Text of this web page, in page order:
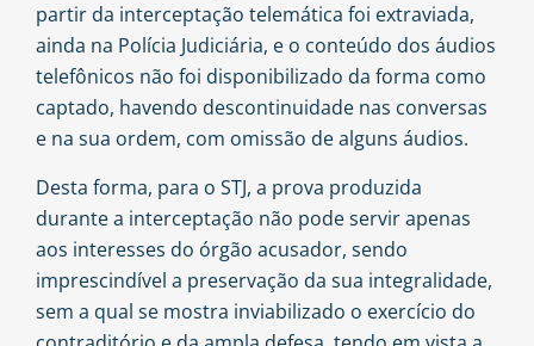
partir da interceptação telemática foi extraviada,
ainda na Polícia Judiciária, e o conteúdo dos áudios
telefônicos não foi disponibilizado da forma como
captado, havendo descontinuidade nas conversas
e na sua ordem, com omissão de alguns áudios.
Desta forma, para o STJ, a prova produzida
durante a interceptação não pode servir apenas
aos interesses do órgão acusador, sendo
imprescindível a preservação da sua integralidade,
sem a qual se mostra inviabilizado o exercício do